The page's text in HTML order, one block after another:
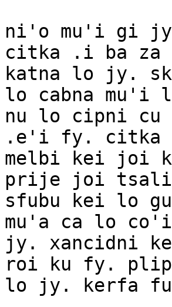
ni'o mu'i gi
citka .i ba za
katna lo jy.
lo cabna mu'i
nu lo cipni
.e'i fy. citka
melbi kei joi
prije joi tsali
sfubu kei lo
mu'a ca lo
jy. xancidni
roi ku fy.
lo jy. kerfa